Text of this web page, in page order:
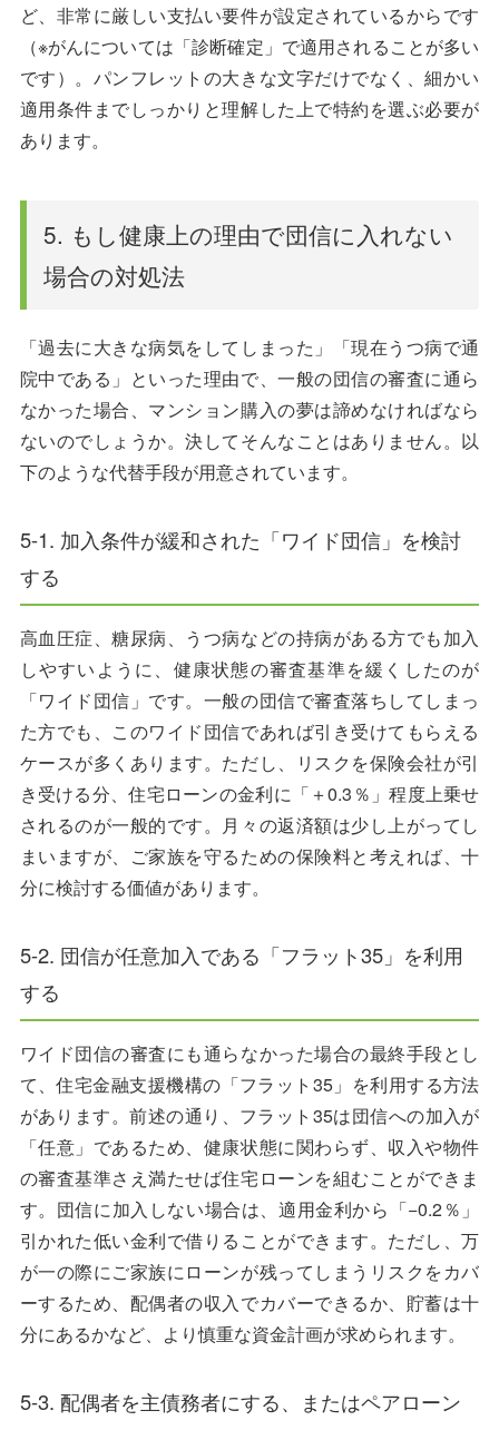
ど、非常に厳しい支払い要件が設定されているからです
（※がんについては「診断確定」で適用されることが多い
です）。パンフレットの大きな文字だけでなく、細かい
適用条件までしっかりと理解した上で特約を選ぶ必要が
あります。
5. もし健康上の理由で団信に入れない
場合の対処法
「過去に大きな病気をしてしまった」「現在うつ病で通
院中である」といった理由で、一般の団信の審査に通ら
なかった場合、マンション購入の夢は諦めなければなら
ないのでしょうか。決してそんなことはありません。以
下のような代替手段が用意されています。
5-1. 加入条件が緩和された「ワイド団信」を検討
する
高血圧症、糖尿病、うつ病などの持病がある方でも加入
しやすいように、健康状態の審査基準を緩くしたのが
「ワイド団信」です。一般の団信で審査落ちしてしまっ
た方でも、このワイド団信であれば引き受けてもらえる
ケースが多くあります。ただし、リスクを保険会社が引
き受ける分、住宅ローンの金利に「＋0.3％」程度上乗せ
されるのが一般的です。月々の返済額は少し上がってし
まいますが、ご家族を守るための保険料と考えれば、十
分に検討する価値があります。
5-2. 団信が任意加入である「フラット35」を利用
する
ワイド団信の審査にも通らなかった場合の最終手段とし
て、住宅金融支援機構の「フラット35」を利用する方法
があります。前述の通り、フラット35は団信への加入が
「任意」であるため、健康状態に関わらず、収入や物件
の審査基準さえ満たせば住宅ローンを組むことができま
す。団信に加入しない場合は、適用金利から「−0.2％」
引かれた低い金利で借りることができます。ただし、万
が一の際にご家族にローンが残ってしまうリスクをカバ
ーするため、配偶者の収入でカバーできるか、貯蓄は十
分にあるかなど、より慎重な資金計画が求められます。
5-3. 配偶者を主債務者にする、またはペアローン